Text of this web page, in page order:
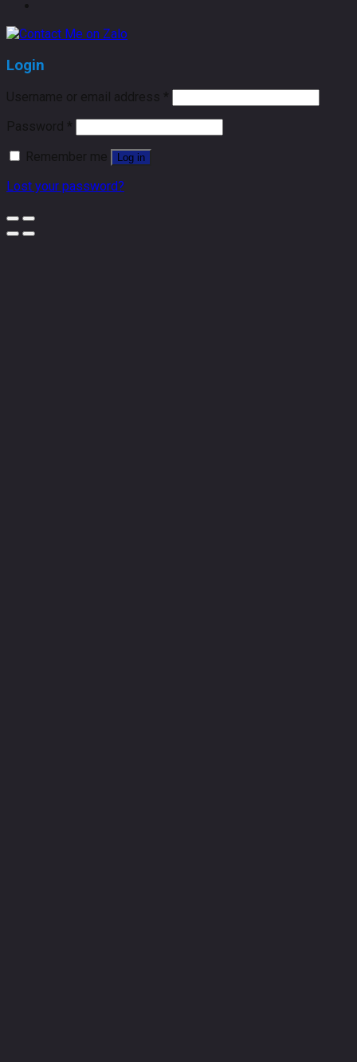
Login
Username or email address *
Password *
Remember me
Log in
Lost your password?